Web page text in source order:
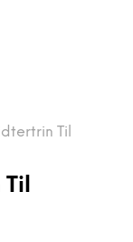
Til
Til